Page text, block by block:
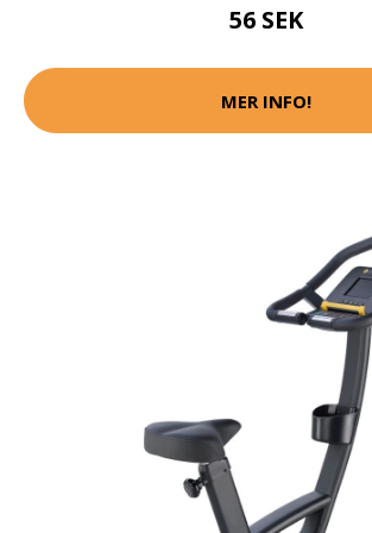
56 SEK
MER INFO!